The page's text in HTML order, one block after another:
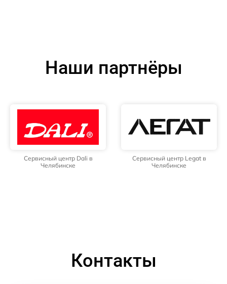
Наши партнёры
Сервисный центр Dali в
Челябинске
Сервисный центр Legat в
Челябинске
Контакты